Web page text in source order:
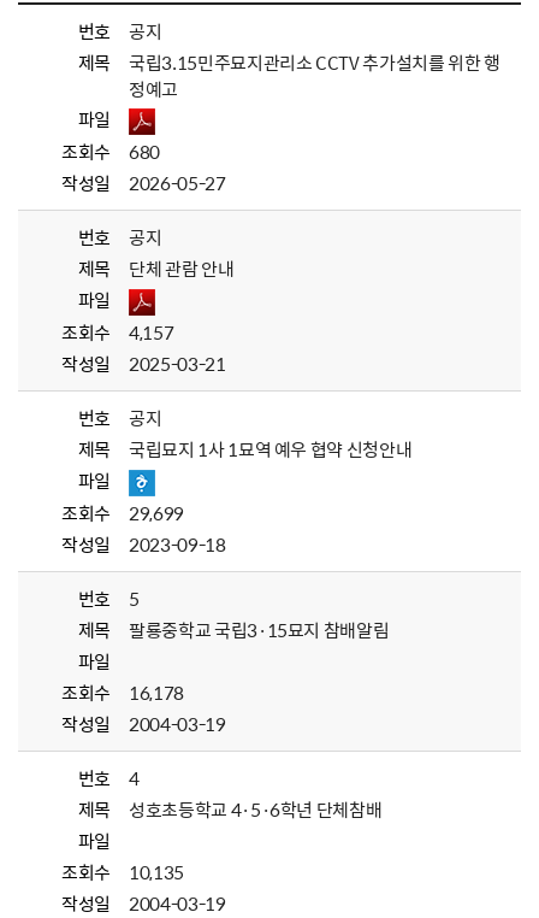
번호
공지
제목
국립3.15민주묘지관리소 CCTV 추가설치를 위한 행
정예고
파일
조회수
680
작성일
2026-05-27
번호
공지
제목
단체 관람 안내
파일
조회수
4,157
작성일
2025-03-21
번호
공지
제목
국립묘지 1사 1묘역 예우 협약 신청안내
파일
조회수
29,699
작성일
2023-09-18
번호
5
제목
팔룡중학교 국립3·15묘지 참배알림
파일
조회수
16,178
작성일
2004-03-19
번호
4
제목
성호초등학교 4·5·6학년 단체참배
파일
조회수
10,135
작성일
2004-03-19